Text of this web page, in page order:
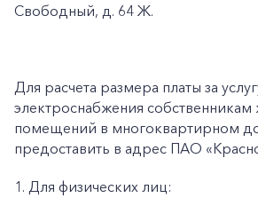
Свободный, д. 64 Ж.
Для расчета размера платы за
электроснабжения
помещений в многоквартирном
предоставить в адрес ПАО
1. Для физических лиц: